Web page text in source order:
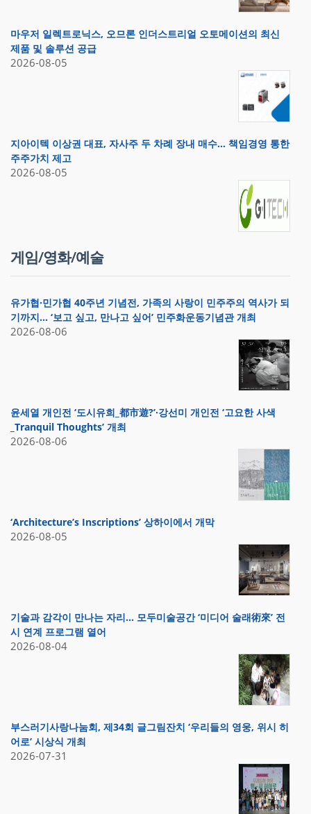
마우저 일렉트로닉스, 오므론 인더스트리얼 오토메이션의 최신
제품 및 솔루션 공급
2026-08-05
지아이텍 이상권 대표, 자사주 두 차례 장내 매수… 책임경영 통한
주주가치 제고
2026-08-05
게임/영화/예술
유가협·민가협 40주년 기념전, 가족의 사랑이 민주주의 역사가 되
기까지… ‘보고 싶고, 만나고 싶어’ 민주화운동기념관 개최
2026-08-06
윤세열 개인전 ‘도시유희_都市遊?’·강선미 개인전 ‘고요한 사색
_Tranquil Thoughts’ 개최
2026-08-06
‘Architecture’s Inscriptions’ 상하이에서 개막
2026-08-05
기술과 감각이 만나는 자리… 모두미술공간 ‘미디어 술래術來’ 전
시 연계 프로그램 열어
2026-08-04
부스러기사랑나눔회, 제34회 글그림잔치 ‘우리들의 영웅, 위시 히
어로’ 시상식 개최
2026-07-31